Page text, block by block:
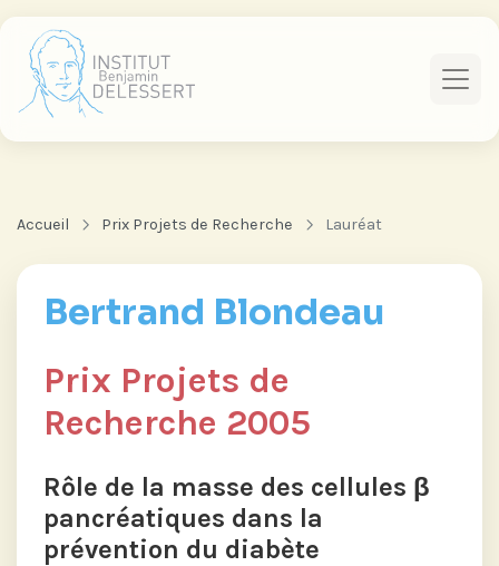
Accueil Prix Projets de Recherche Lauréat
Bertrand Blondeau
Prix Projets de
Recherche 2005
Rôle de la masse des cellules β
pancréatiques dans la
prévention du diabète